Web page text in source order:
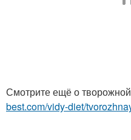
Смотрите ещё о
best.com/vidy-diet/